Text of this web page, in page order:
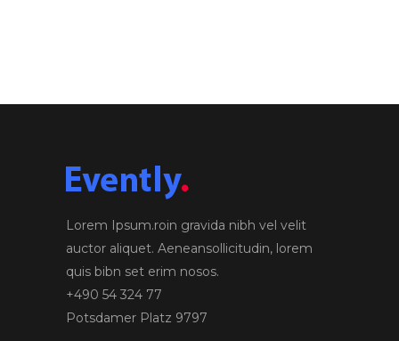
Lorem Ipsum.roin gravida nibh vel velit
auctor aliquet. Aeneansollicitudin, lorem
quis bibn set erim nosos.
+490 54 324 77
Potsdamer Platz 9797